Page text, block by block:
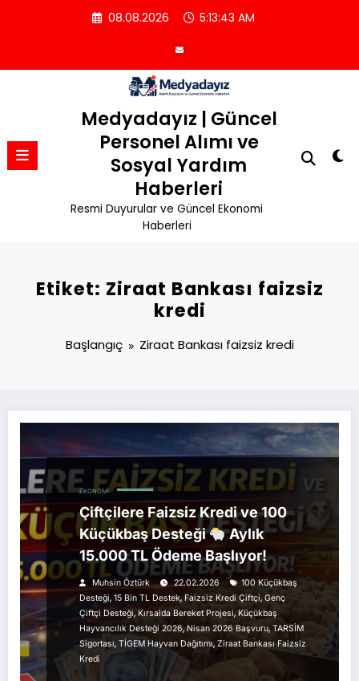
08.08.2026 5:13:43 AM
Medyadayız | Güncel
Personel Alımı ve
Sosyal Yardım
Haberleri
Resmi Duyurular ve Güncel Ekonomi
Haberleri
Etiket: Ziraat Bankası faizsiz
kredi
Başlangıç Ziraat Bankası faizsiz kredi
EKONOMI
Çiftçilere Faizsiz Kredi ve 100
Küçükbaş Desteği
Aylık
15.000 TL Ödeme Başlıyor!
Muhsin Öztürk 22.02.2026
100 Küçükbaş
Desteği, 15 Bin TL Destek, Faizsiz Kredi Çiftçi, Genç
Çiftçi Desteği, Kırsalda Bereket Projesi, Küçükbaş
Hayvancılık Desteği 2026, Nisan 2026 Başvuru, TARSİM
Sigortası, TİGEM Hayvan Dağıtımı, Ziraat Bankası Faizsiz
Kredi